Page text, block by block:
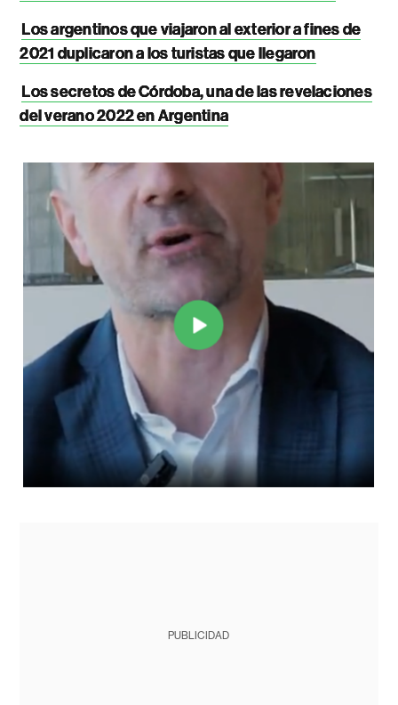
Los argentinos que viajaron al exterior a fines de
2021 duplicaron a los turistas que llegaron
Los secretos de Córdoba, una de las revelaciones
del verano 2022 en Argentina
PUBLICIDAD